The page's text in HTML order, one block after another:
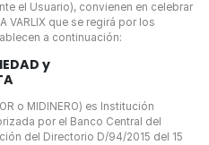
el Usuario), convienen en celebrar
VARLIX que se regirá por los
a continuación:
y
o MIDINERO) es Institución
por el Banco Central del
del Directorio D/94/2015 del 15